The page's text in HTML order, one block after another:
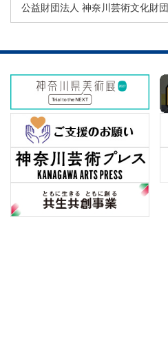
公益財団法人 神奈川芸術文化財団